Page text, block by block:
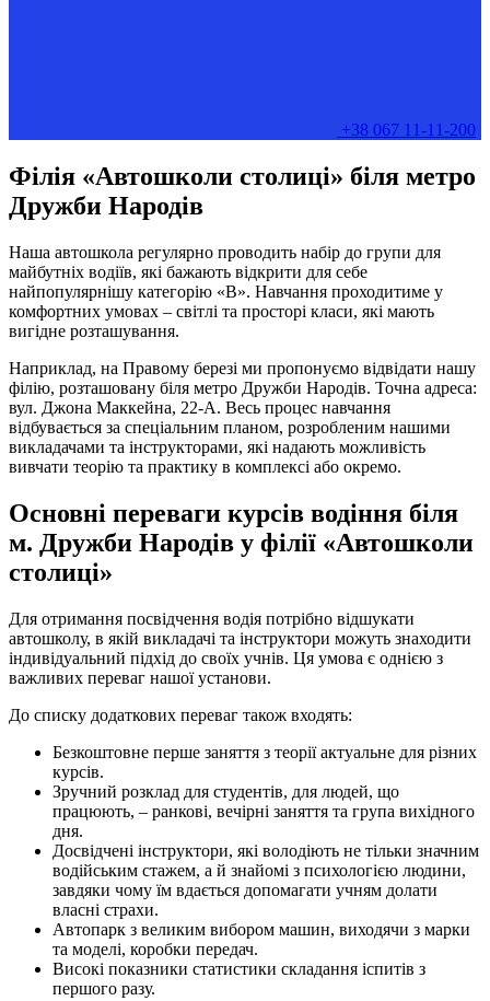
+38 067 11-11-200
Філія «Автошколи столиці» біля метро
Дружби Народів
Наша автошкола регулярно проводить набір до групи для
майбутніх водіїв, які бажають відкрити для себе
найпопулярнішу категорію «В». Навчання проходитиме у
комфортних умовах – світлі та просторі класи, які мають
вигідне розташування.
Наприклад, на Правому березі ми пропонуємо відвідати нашу
філію, розташовану біля метро Дружби Народів. Точна адреса:
вул. Джона Маккейна, 22-А. Весь процес навчання
відбувається за спеціальним планом, розробленим нашими
викладачами та інструкторами, які надають можливість
вивчати теорію та практику в комплексі або окремо.
Основні переваги курсів водіння біля
м. Дружби Народів у філії «Автошколи
столиці»
Для отримання посвідчення водія потрібно відшукати
автошколу, в якій викладачі та інструктори можуть знаходити
індивідуальний підхід до своїх учнів. Ця умова є однією з
важливих переваг нашої установи.
До списку додаткових переваг також входять:
Безкоштовне перше заняття з теорії актуальне для різних
курсів.
Зручний розклад для студентів, для людей, що
працюють, – ранкові, вечірні заняття та група вихідного
дня.
Досвідчені інструктори, які володіють не тільки значним
водійським стажем, а й знайомі з психологією людини,
завдяки чому їм вдається допомагати учням долати
власні страхи.
Автопарк з великим вибором машин, виходячи з марки
та моделі, коробки передач.
Високі показники статистики складання іспитів з
першого разу.